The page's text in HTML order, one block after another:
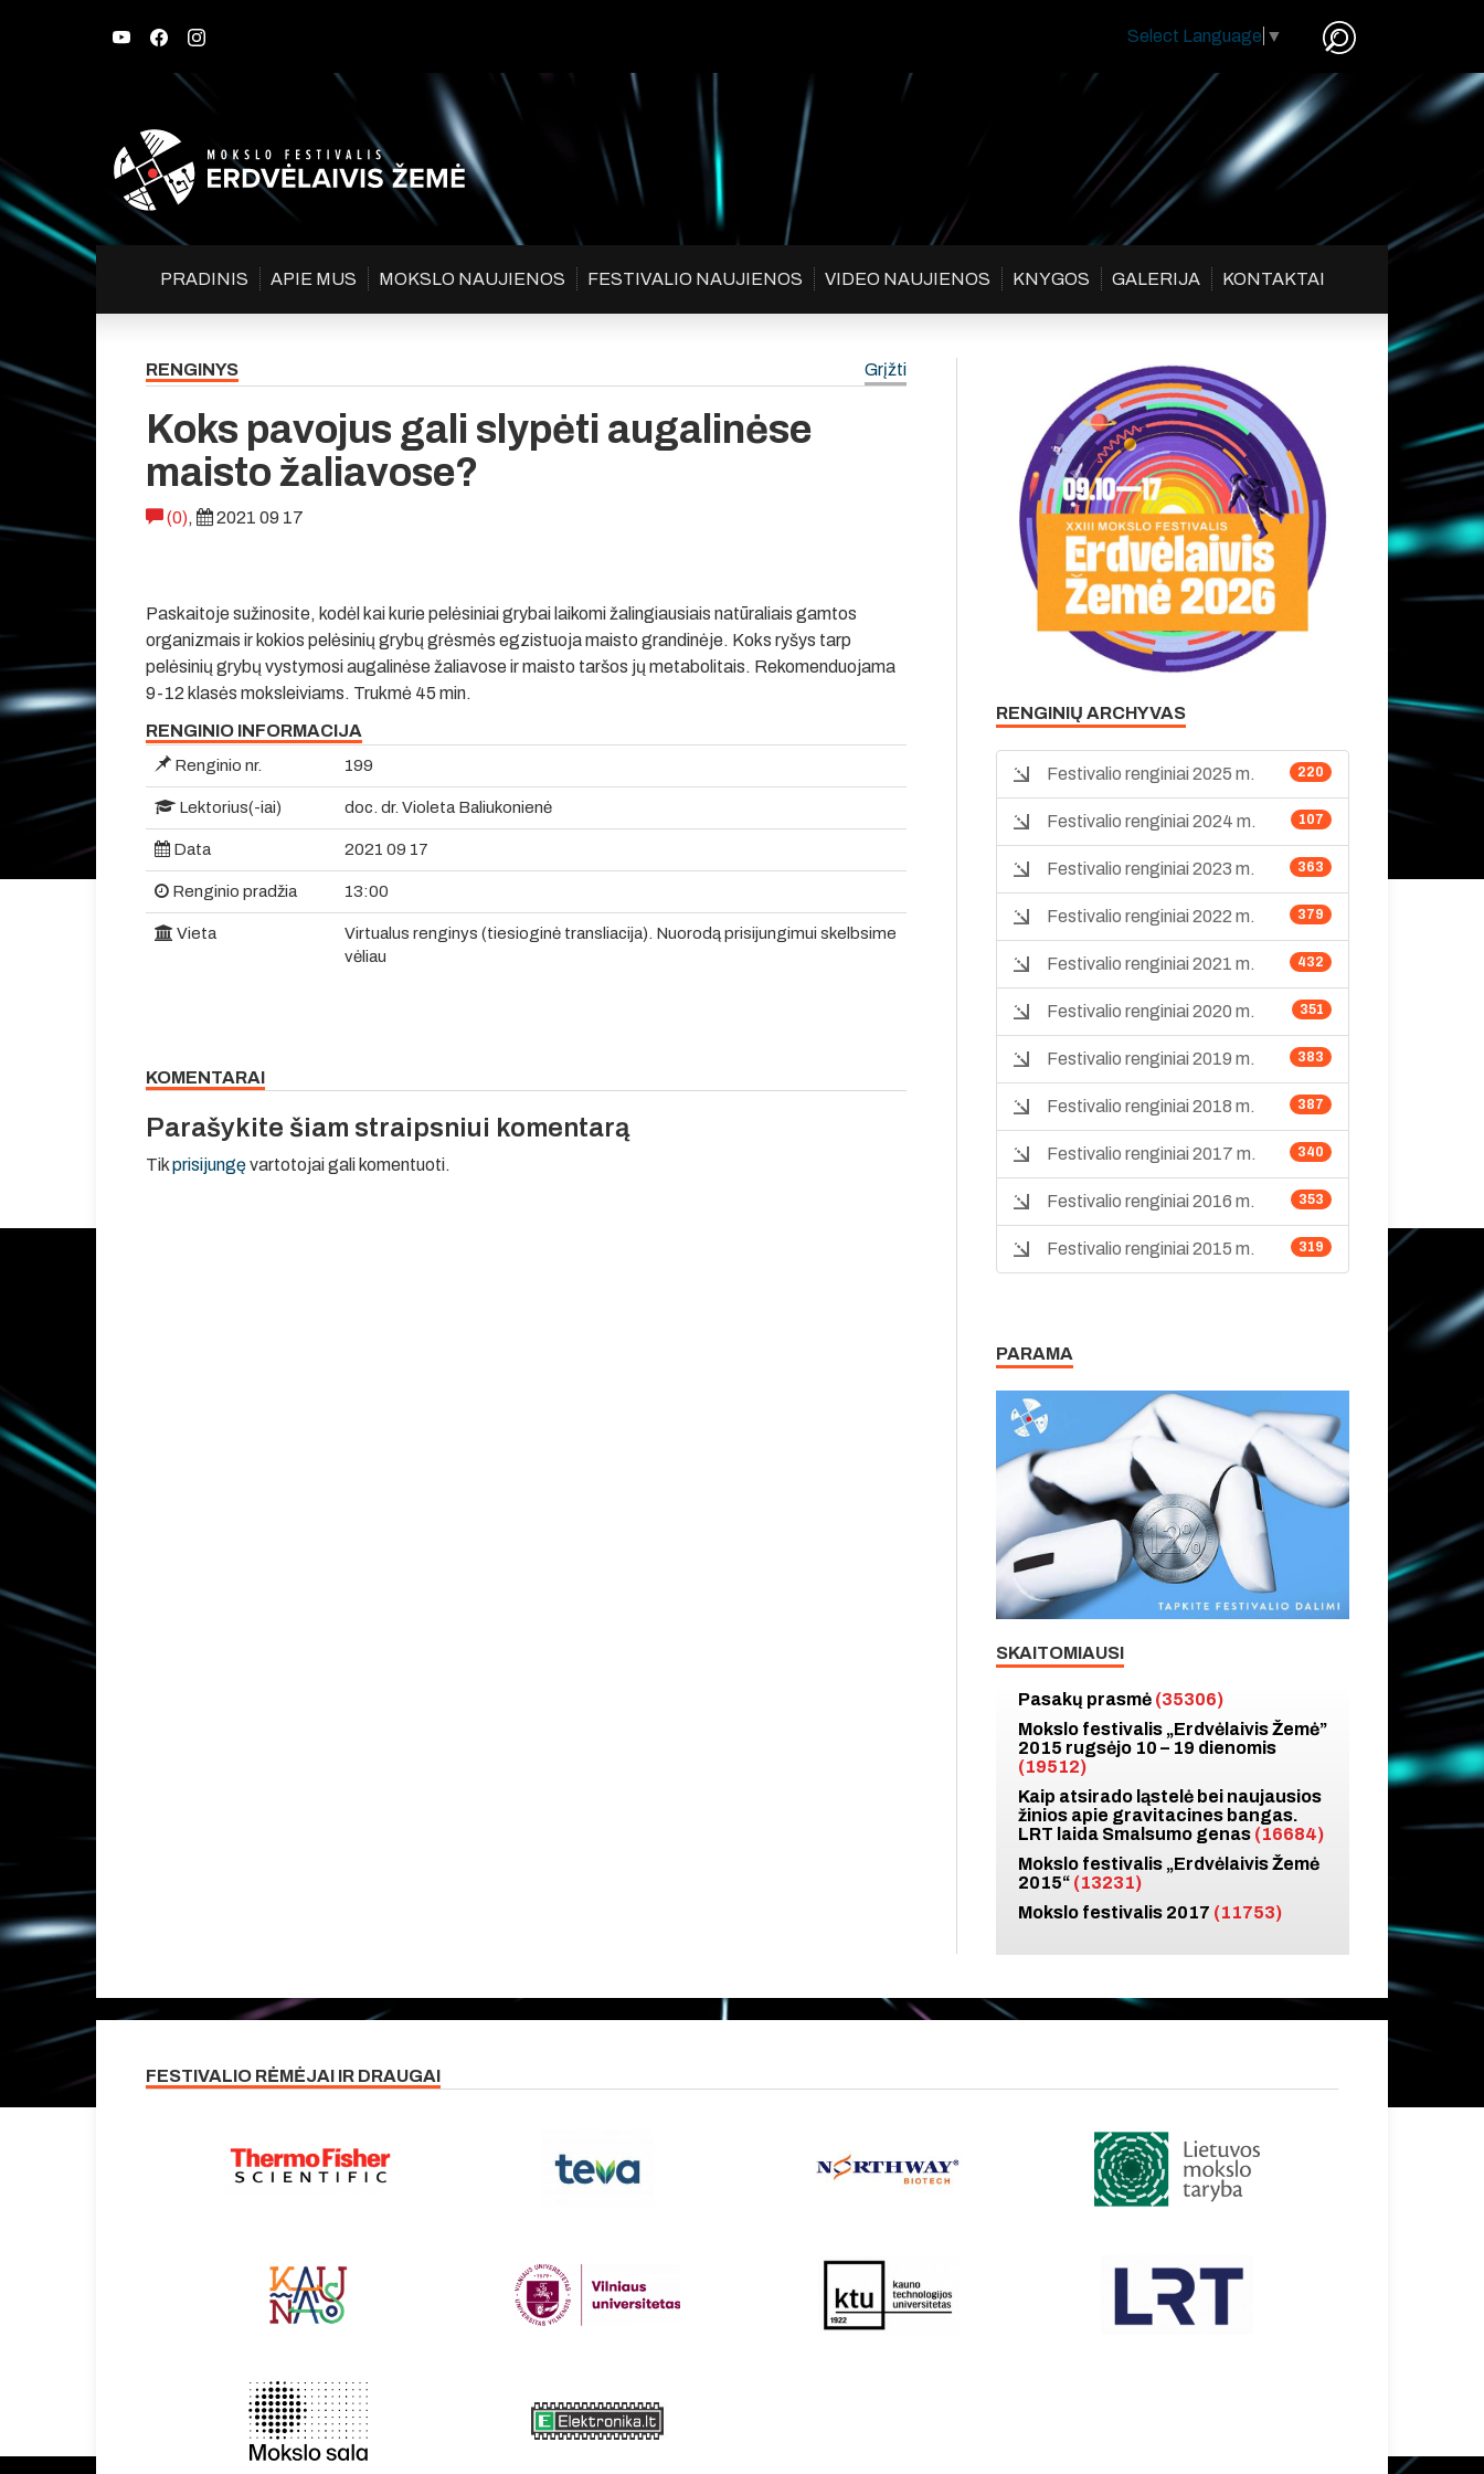
Select Language ▼
PRADINIS APIE MUS MOKSLO NAUJIENOS FESTIVALIO NAUJIENOS VIDEO NAUJIENOS KNYGOS GALERIJA KONTAKTAI
RENGINYS Grįžti
Koks pavojus gali slypėti augalinėse
maisto žaliavose?
(0), 2021 09 17
Paskaitoje sužinosite, kodėl kai kurie pelėsiniai grybai laikomi žalingiausiais natūraliais gamtos
organizmais ir kokios pelėsinių grybų grėsmės egzistuoja maisto grandinėje. Koks ryšys tarp
pelėsinių grybų vystymosi augalinėse žaliavose ir maisto taršos jų metabolitais. Rekomenduojama
9-12 klasės moksleiviams. Trukmė 45 min.
RENGINIO INFORMACIJA
Renginio nr. 199
Lektorius(-iai) doc. dr. Violeta Baliukonienė
Data 2021 09 17
Renginio pradžia 13:00
Vieta
Virtualus renginys (tiesioginė transliacija). Nuorodą prisijungimui skelbsime
vėliau
KOMENTARAI
Parašykite šiam straipsniui komentarą
Tikprisijungęvartotojai gali komentuoti.
RENGINIŲ ARCHYVAS
220
Festivalio renginiai 2025 m.
107
Festivalio renginiai 2024 m.
363
Festivalio renginiai 2023 m.
379
Festivalio renginiai 2022 m.
432
Festivalio renginiai 2021 m.
351
Festivalio renginiai 2020 m.
383
Festivalio renginiai 2019 m.
387
Festivalio renginiai 2018 m.
340
Festivalio renginiai 2017 m.
353
Festivalio renginiai 2016 m.
319
Festivalio renginiai 2015 m.
PARAMA
SKAITOMIAUSI
Pasakų prasmė (35306)
Mokslo festivalis „Erdvėlaivis Žemė”
2015 rugsėjo 10 – 19 dienomis
(19512)
Kaip atsirado ląstelė bei naujausios
žinios apie gravitacines bangas.
LRT laida Smalsumo genas (16684)
Mokslo festivalis „Erdvėlaivis Žemė
2015“ (13231)
Mokslo festivalis 2017 (11753)
FESTIVALIO RĖMĖJAI IR DRAUGAI